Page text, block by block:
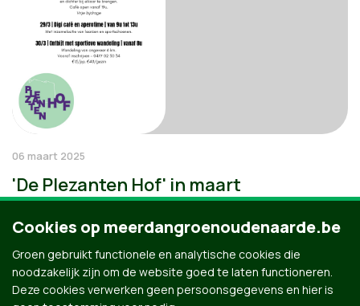
06 maart 2025
'De Plezanten Hof' in maart
Cookies op meerdangroenoudenaarde.be
Groen gebruikt functionele en analytische cookies die
noodzakelijk zijn om de website goed te laten functioneren.
Deze cookies verwerken geen persoonsgegevens en hier is